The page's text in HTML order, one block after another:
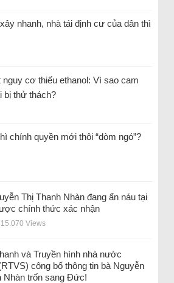
nhanh, nhà tái định cư của dân thì
nguy cơ thiếu ethanol: Vì sao cam
bị thử thách?
chính quyền mới thôi “dòm ngó”?
Thị Thanh Nhàn đang ẩn náu tại
chính thức xác nhận
Views
và Truyền hình nhà nước
công bố thông tin bà Nguyễn
Nhàn trốn sang Đức!